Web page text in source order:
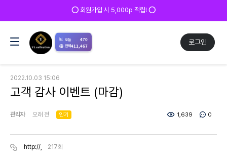
⭕ 회원가입 시 5,000p 적립! ⭕
로그인
📊 오늘 470
전체411,467
2022.10.03 15:06
고객 감사 이벤트 (마감)
관리자 오래 전 인기 1,639 0
http://, 217회